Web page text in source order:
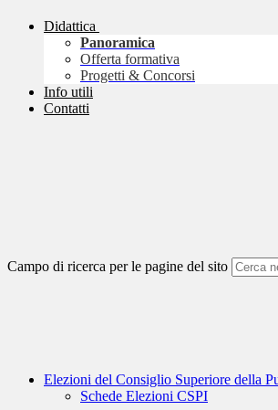
Didattica
Panoramica
Offerta formativa
Progetti & Concorsi
Info utili
Contatti
Campo di ricerca per le pagine del sito
Elezioni del Consiglio Superiore della
Schede Elezioni CSPI